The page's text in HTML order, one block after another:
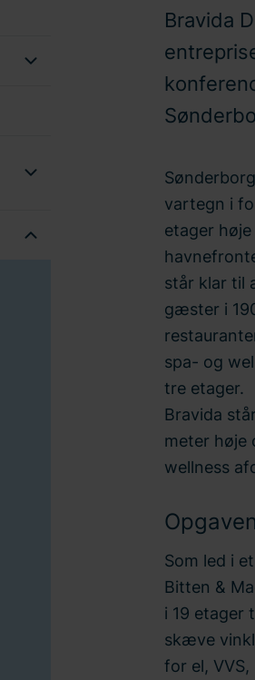
Bravida
vartegn i
etager høje
står klar til
gæster i
spa- og
tre etager.
Bravida
meter høje
wellness
Opgaven
Som led i
Bitten &
i 19 etager
skæve
for el,